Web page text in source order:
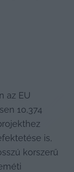
az EU
10,374
is,
korszerű